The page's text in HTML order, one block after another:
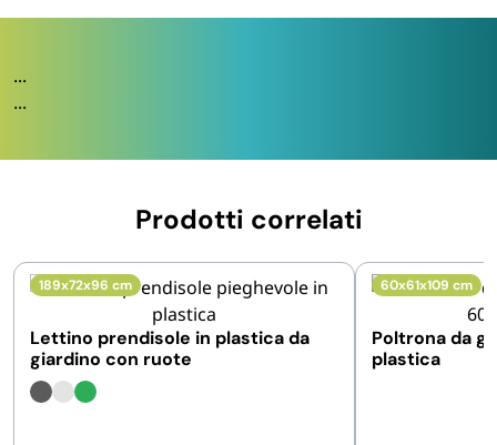
...
...
Prodotti correlati
189x72x96 cm
Lettino prendisole in plastica da
giardino con ruote
60x61x109 cm
Poltrona da
plastica